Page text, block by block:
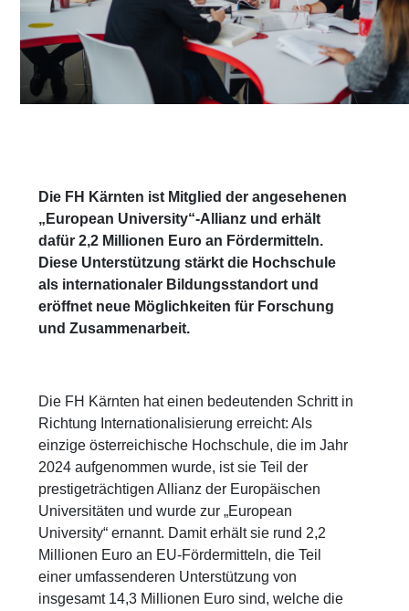
Die FH Kärnten ist Mitglied der angesehenen
„European University“-Allianz und erhält
dafür 2,2 Millionen Euro an Fördermitteln.
Diese Unterstützung stärkt die Hochschule
als internationaler Bildungsstandort und
eröffnet neue Möglichkeiten für Forschung
und Zusammenarbeit.
Die FH Kärnten hat einen bedeutenden Schritt in
Richtung Internationalisierung erreicht: Als
einzige österreichische Hochschule, die im Jahr
2024 aufgenommen wurde, ist sie Teil der
prestigeträchtigen Allianz der Europäischen
Universitäten und wurde zur „European
University“ ernannt. Damit erhält sie rund 2,2
Millionen Euro an EU-Fördermitteln, die Teil
einer umfassenderen Unterstützung von
insgesamt 14,3 Millionen Euro sind, welche die